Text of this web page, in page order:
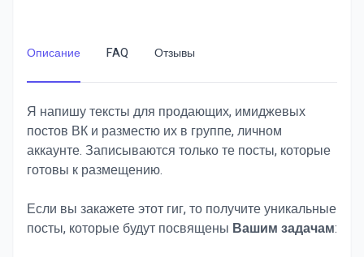
Описание FAQ Отзывы
Я напишу тексты для продающих, имиджевых
постов ВК и разместю их в группе, личном
аккаунте. Записываются только те посты, которые
готовы к размещению.
Если вы закажете этот гиг, то получите уникальные
посты, которые будут посвящены Вашим задачам: